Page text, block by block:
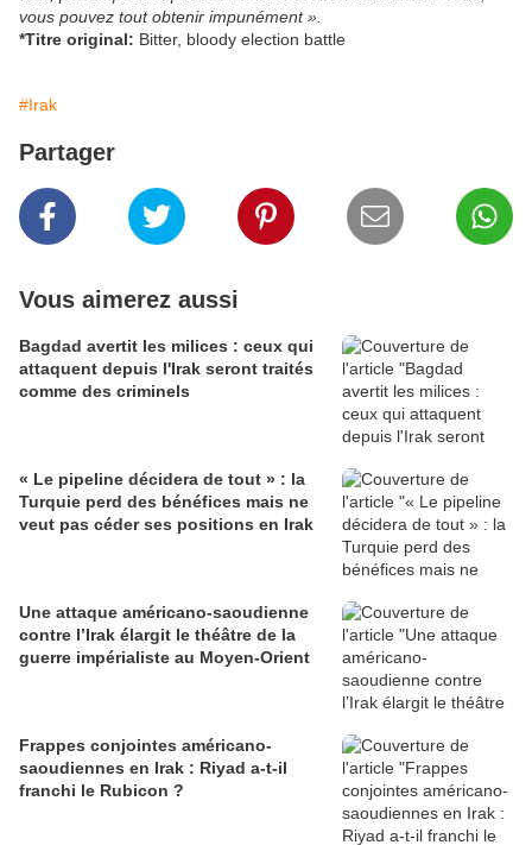
vous pouvez tout obtenir impunément ».
*Titre original: Bitter, bloody election battle
#Irak
Partager
Vous aimerez aussi
Bagdad avertit les milices : ceux qui
attaquent depuis l'Irak seront traités
comme des criminels
« Le pipeline décidera de tout » : la
Turquie perd des bénéfices mais ne
veut pas céder ses positions en Irak
Une attaque américano-saoudienne
contre l’Irak élargit le théâtre de la
guerre impérialiste au Moyen-Orient
Frappes conjointes américano-
saoudiennes en Irak : Riyad a-t-il
franchi le Rubicon ?